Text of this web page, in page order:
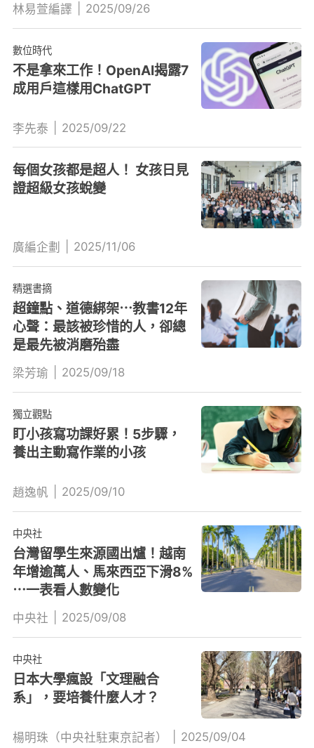
林易萱編譯 2025/09/26
數位時代
不是拿來工作！OpenAI揭露7
成用戶這樣用ChatGPT
李先泰 2025/09/22
每個女孩都是超人！ 女孩日見
證超級女孩蛻變
廣編企劃 2025/11/06
精選書摘
超鐘點、道德綁架⋯教書12年
心聲：最該被珍惜的人，卻總
是最先被消磨殆盡
梁芳瑜 2025/09/18
獨立觀點
盯小孩寫功課好累！5步驟，
養出主動寫作業的小孩
趙逸帆 2025/09/10
中央社
台灣留學生來源國出爐！越南
年增逾萬人、馬來西亞下滑8%
⋯一表看人數變化
中央社 2025/09/08
中央社
日本大學瘋設「文理融合
系」，要培養什麼人才？
楊明珠（中央社駐東京記者） 2025/09/04